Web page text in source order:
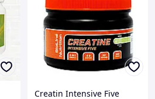
Creatin Intensive Five